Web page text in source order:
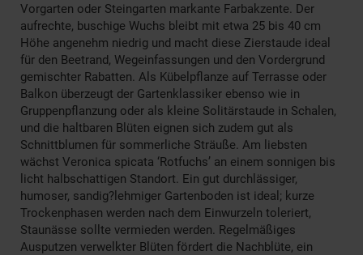
Vorgarten oder Steingarten markante Farbakzente. Der
aufrechte, buschige Wuchs bleibt mit etwa 25 bis 40 cm
Höhe angenehm niedrig und macht diese Zierstaude ideal
für den Beetrand, Wegeinfassungen und den Vordergrund
gemischter Rabatten. Als Kübelpflanze auf Terrasse oder
Balkon überzeugt der Gartenklassiker ebenso wie in
Gruppenpflanzung oder als kleine Solitärstaude in Schalen,
und die haltbaren Blüten eignen sich zudem gut als
Schnittblumen für sommerliche Sträuße. Am liebsten
wächst Veronica spicata ‘Rotfuchs’ an einem sonnigen bis
licht halbschattigen Standort. Ein gut durchlässiger,
humoser, sandig?lehmiger Gartenboden ist ideal; kurze
Trockenphasen werden nach dem Einwurzeln toleriert,
Staunässe sollte vermieden werden. Regelmäßiges
Ausputzen verwelkter Blüten fördert die Nachblüte, ein